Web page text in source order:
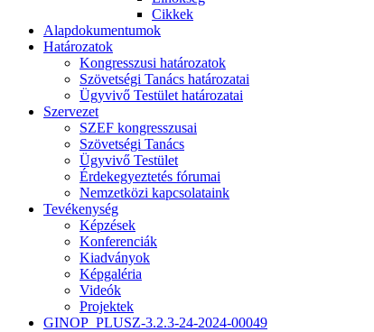
Cikkek
Alapdokumentumok
Határozatok
Kongresszusi határozatok
Szövetségi Tanács határozatai
Ügyvivő Testület határozatai
Szervezet
SZEF kongresszusai
Szövetségi Tanács
Ügyvivő Testület
Érdekegyeztetés fórumai
Nemzetközi kapcsolataink
Tevékenység
Képzések
Konferenciák
Kiadványok
Képgaléria
Videók
Projektek
GINOP_PLUSZ-3.2.3-24-2024-00049